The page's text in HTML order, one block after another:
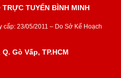
TUYẾN BÌNH MINH
23/05/2011 – Do Sở Kế Hoạch
Gò Vấp, TP.HCM